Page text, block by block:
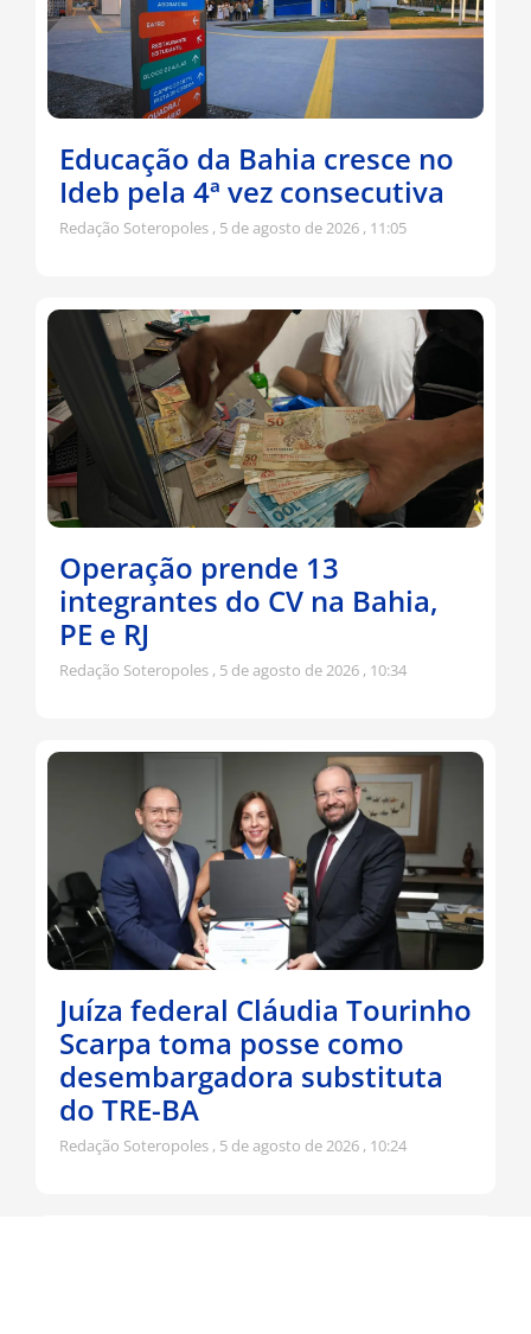
Educação da Bahia cresce no
Ideb pela 4ª vez consecutiva
Redação Soteropoles 5 de agosto de 2026 11:05
Operação prende 13
integrantes do CV na Bahia,
PE e RJ
Redação Soteropoles 5 de agosto de 2026 10:34
Juíza federal Cláudia Tourinho
Scarpa toma posse como
desembargadora substituta
do TRE-BA
Redação Soteropoles 5 de agosto de 2026 10:24